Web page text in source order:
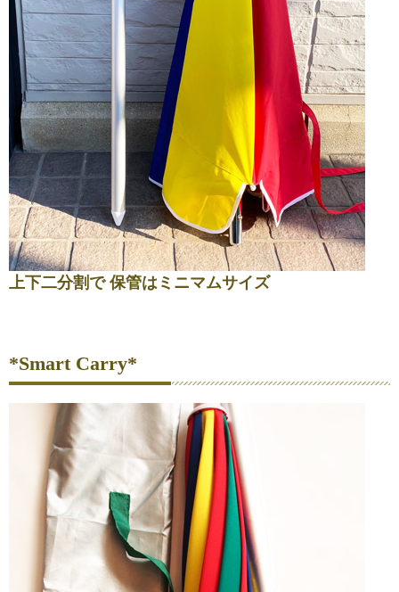
上下二分割で 保管はミニマムサイズ
*Smart Carry*